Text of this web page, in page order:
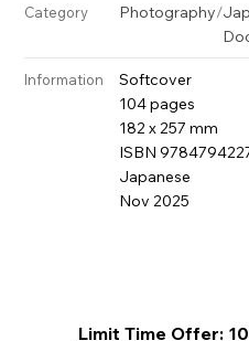
Category Photography/
Information
Softcover
104 pages
182 x 257 mm
ISBN
Japanese
Nov 2025
Limit Time Offer: